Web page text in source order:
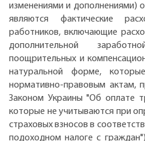
изменениями и дополнениями)
являются фактические
работников, включающие
дополнительной
поощрительных и
натуральной форме,
нормативно-правовым актам,
Законом Украины "Об оплате
которые не учитываются при
страховых взносов в
подоходном налоге с